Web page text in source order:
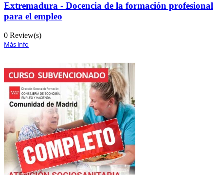
Extremadura - Docencia de la formación profesional
para el empleo
0 Review(s)
Más info